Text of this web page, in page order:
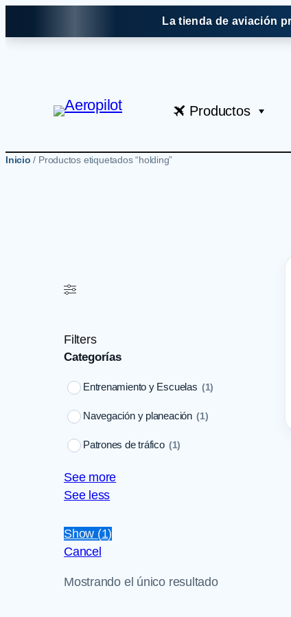
al
La tienda de aviación
Productos
Inicio / Productos etiquetados “holding”
Filters
Categorías
Entrenamiento y Escuelas (1)
Navegación y planeación (1)
Patrones de tráfico (1)
See more
See less
Show (1)
Cancel
Mostrando el único resultado